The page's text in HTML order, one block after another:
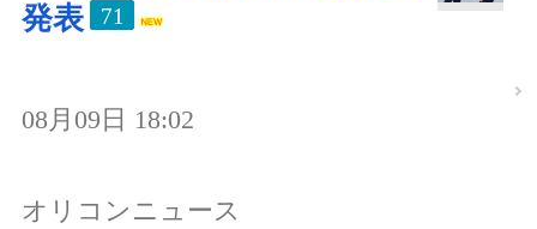
発表
71
08月09日 18:02
オリコンニュース